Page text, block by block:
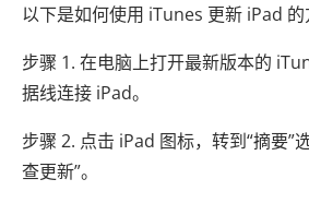
以下是如何使用 iTunes 更新 iPad 的
步骤 1. 在电脑上打开最新版本的
据线连接 iPad。
步骤 2. 点击 iPad 图标，转到“摘要”
查更新”。